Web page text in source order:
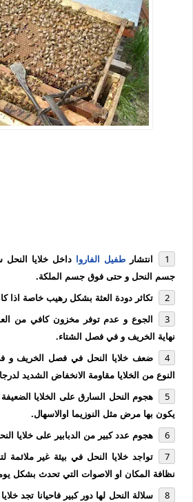
انتشار طفيل الفاروا
داخل خلايا
جسم النحل و حتى فوق جسم الملكة.
تكاثر دودة العثة بشكل رهيب خاصة اذا
الجوع و عدم توفر مخزون كافي من
نهاية الخريف و في فصل الشتاء.
ضعف خلايا النحل في فصل الخريف و
النوع من الخلايا مقاومة الانخفاض الشديد
هجوم النحل السارق على الخلايا الضعيفة
يكون بها مرض مثل النوزيما اوالاسهال.
هجوم عدد كبير من الدبابير على خلايا
تواجد خلايا النحل في بيئة غير ملائمة
نظافة المكان او الاصوات التي تحدث بشكل
سلالة النحل لها دور كبير فاحيانا تجد